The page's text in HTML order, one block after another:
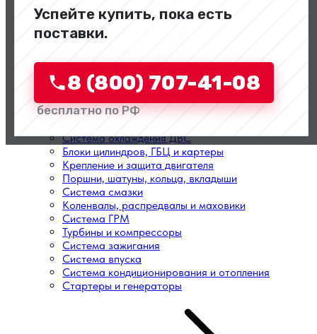
Успейте купить, пока есть
поставки.
8 (800) 707-41-08
бесплатно по РФ
Топливная система
Система охлаждения ДВС
Блоки цилиндров, ГБЦ и картеры
Крепление и защита двигателя
Поршни, шатуны, кольца, вкладыши
Система смазки
Коленвалы, распредвалы и маховики
Система ГРМ
Турбины и компрессоры
Система зажигания
Система впуска
Система кондиционирования и отопления
Стартеры и генераторы